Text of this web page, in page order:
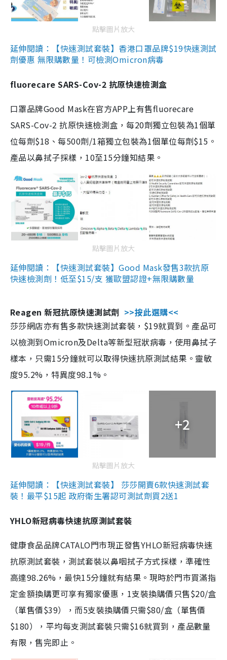
點擊圖片放大
延伸閱讀：【快速測試套裝】香港口罩品牌$19快速測試
劑優惠 無限購數量！可檢測Omicron病毒
fluorecare SARS-Cov-2 抗原快速檢測盒
口罩品牌Good Mask在官方APP上有售fluorecare
SARS-Cov-2 抗原快速檢測盒，每20劑獨立包裝為1個單
位每劑$18、每500劑/1箱獨立包裝為1個單位每劑$15。
產品以鼻拭子採樣，10至15分鐘知結果。
點擊圖片放大
延伸閱讀：【快速測試套裝】Good Mask發售3款抗原
快速檢測劑！低至$15/支 獲歐盟認證+無限購數量
Reagen 新冠抗原快速測試劑 >>按此選購<<
莎莎網店亦有售多款快速測試套裝，$19就買到。產品可
以檢測到Omicron及Delta等新型冠狀病毒，使用鼻拭子
樣本，只需15分鐘就可以取得快速抗原測試結果。靈敏
度95.2%，特異度98.1%。
+2
點擊圖片放大
延伸閱讀：【快速測試套裝】 莎莎開賣6款快速測試套
裝！最平$15起 政府衛生署認可測試劑買2送1
YHLO新冠病毒快速抗原測試套裝
健康食品品牌CATALO門市現正發售YHLO新冠病毒快速
抗原測試套裝，測試套裝以鼻咽拭子方式採樣，準確性
高達98.26%，最快15分鐘就有結果。現時於門市買滿指
定金額換購更可享有獨家優惠，1支裝換購價只售$20/盒
（單售價$39），而5支裝換購價只需$80/盒（單售價
$180），平均每支測試套裝只需$16就買到，產品數量
有限，售完即止。